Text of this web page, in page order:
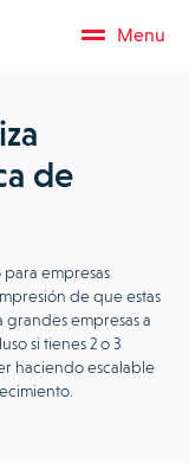
Menu
de
para empresas
de que estas
grandes empresas a
si tienes 2 o 3
haciendo escalable